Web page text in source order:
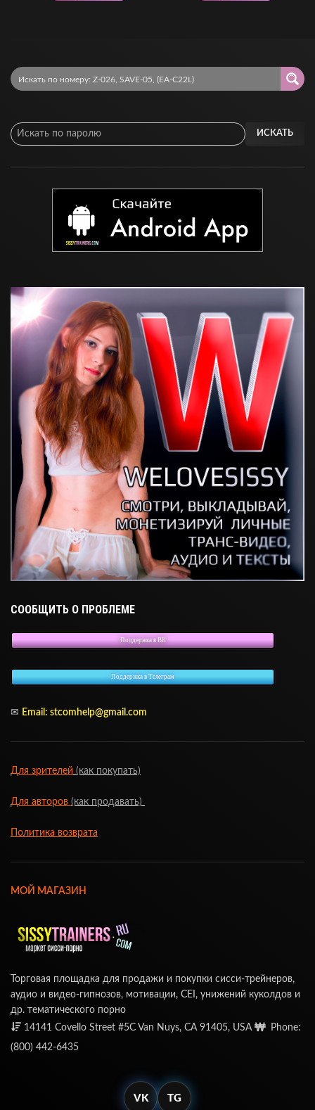
ИСКАТЬ
СООБЩИТЬ О ПРОБЛЕМЕ
Поддержка в ВК
Поддержка в Телеграм
✉ Email: stcomhelp@gmail.com
Для зрителей (как покупать)
Для авторов (как продавать)
Политика возврата
МОЙ МАГАЗИН
Торговая площадка для продажи и покупки сисси-трейнеров,
аудио и видео-гипнозов, мотивации, CEI, унижений куколдов и
др. тематического порно
14141 Covello Street #5C Van Nuys, CA 91405, USA
Phone:
(800) 442-6435
VK TG